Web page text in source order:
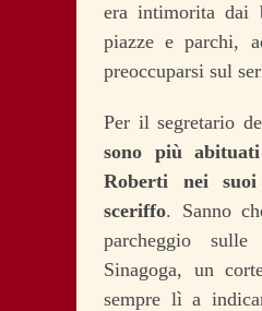
era intimorita dai
piazze e parchi,
preoccuparsi sul
Per il segretario
sono più
Roberti nei
sceriffo. Sanno
parcheggio
Sinagoga, un
sempre lì a